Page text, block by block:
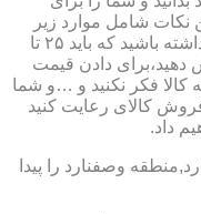
شامل موارد زیر
است:۱ ) به خوبی تحقیق کنید،۲ ) انتظار داشته باشید که باید ۲۵ تا
دهید،برای دادن قیمت
دیگر به کالا فکر نکنید و …و شما
کالای رعایت کنید
داد.
وصفنارد را پیدا